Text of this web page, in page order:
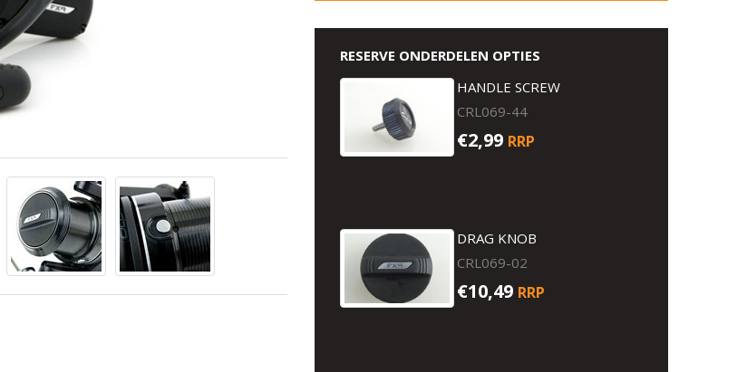
RESERVE ONDERDELEN OPTIES
HANDLE SCREW
CRL069-44
€2,99 RRP
DRAG KNOB
CRL069-02
€10,49 RRP